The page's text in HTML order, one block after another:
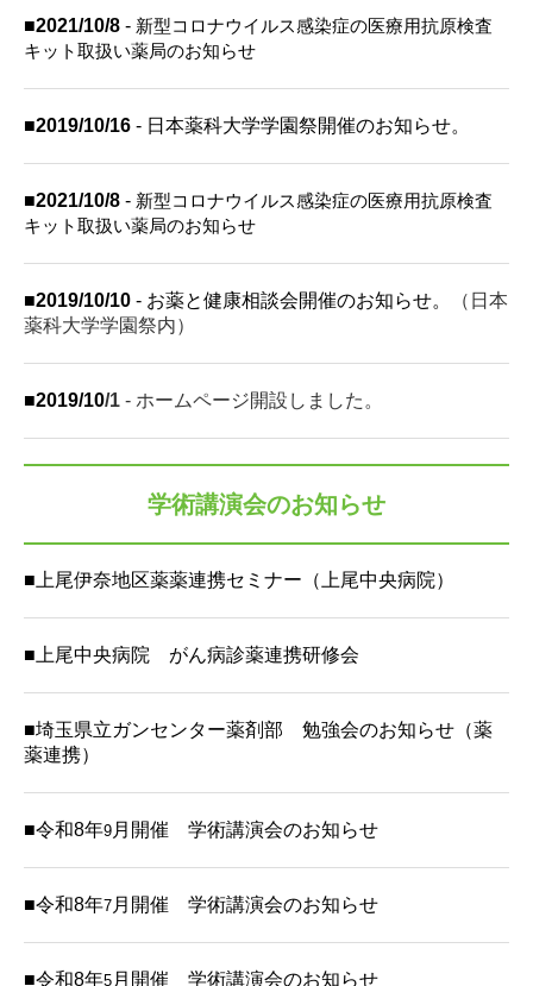
■2021/10/8 - 新型コロナウイルス感染症の医療用抗原検査
キット取扱い薬局のお知らせ
■2019/10/16 - 日本薬科大学学園祭開催のお知らせ。
■2021/10/8 - 新型コロナウイルス感染症の医療用抗原検査
キット取扱い薬局のお知らせ
■2019/10/10 - お薬と健康相談会開催のお知らせ。
（日本
薬科大学学園祭内）
■2019/10/1 - ホームページ開設しました。
学術講演会のお知らせ
■上尾伊奈地区薬薬連携セミナー （上尾中央病院）
■上尾中央病院 がん病診薬連携研修会
■埼玉県立ガンセンター薬剤部 勉強会のお知らせ （薬
薬連携）
■令和8年9月開催 学術講演会のお知らせ
■令和8年7月開催 学術講演会のお知らせ
■令和8年5月開催 学術講演会のお知らせ